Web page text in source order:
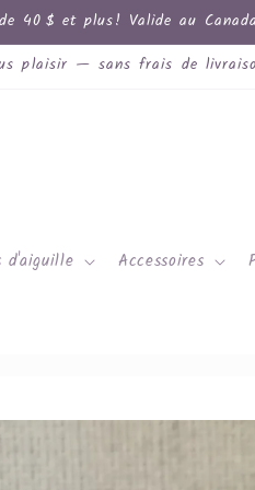
40 $ et plus! Valide au
plaisir — sans frais de
d'aiguille Accessoires